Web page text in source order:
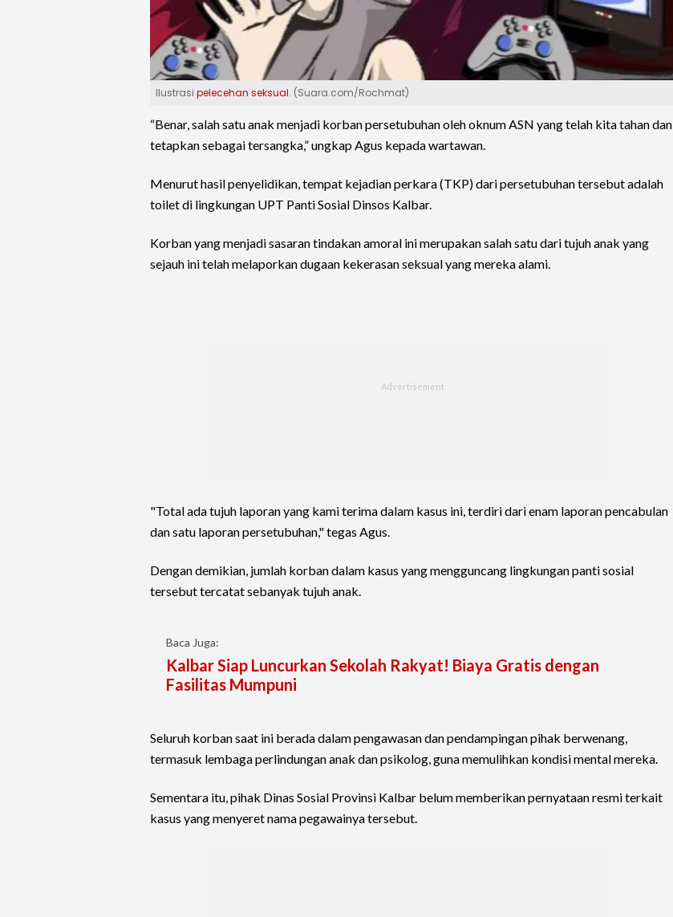
Ilustrasi pelecehan seksual. (Suara.com/Rochmat)
“Benar, salah satu anak menjadi korban persetubuhan oleh oknum ASN yang telah kita tahan dan
tetapkan sebagai tersangka,” ungkap Agus kepada wartawan.
Menurut hasil penyelidikan, tempat kejadian perkara (TKP) dari persetubuhan tersebut adalah
toilet di lingkungan UPT Panti Sosial Dinsos Kalbar.
Korban yang menjadi sasaran tindakan amoral ini merupakan salah satu dari tujuh anak yang
sejauh ini telah melaporkan dugaan kekerasan seksual yang mereka alami.
"Total ada tujuh laporan yang kami terima dalam kasus ini, terdiri dari enam laporan pencabulan
dan satu laporan persetubuhan," tegas Agus.
Dengan demikian, jumlah korban dalam kasus yang mengguncang lingkungan panti sosial
tersebut tercatat sebanyak tujuh anak.
Baca Juga:
Kalbar Siap Luncurkan Sekolah Rakyat! Biaya Gratis dengan
Fasilitas Mumpuni
Seluruh korban saat ini berada dalam pengawasan dan pendampingan pihak berwenang,
termasuk lembaga perlindungan anak dan psikolog, guna memulihkan kondisi mental mereka.
Sementara itu, pihak Dinas Sosial Provinsi Kalbar belum memberikan pernyataan resmi terkait
kasus yang menyeret nama pegawainya tersebut.